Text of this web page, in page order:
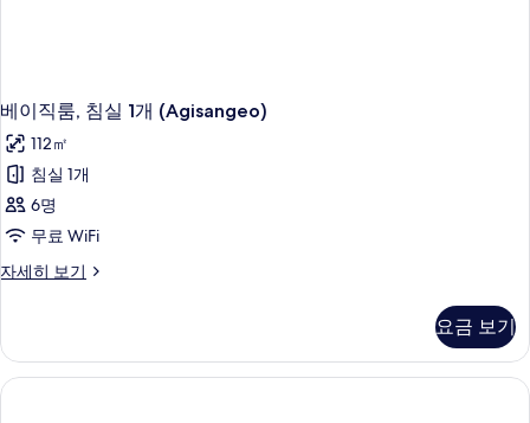
베이직룸, 침실 1개 (Agisangeo)
112㎡
침실 1개
6명
무료 WiFi
자세히 보기
베
침
실
1
요금 보기